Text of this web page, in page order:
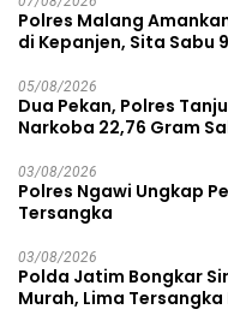
Polres Malang
di Kepanjen, Sita Sabu
05/08/2026
Dua Pekan, Polres
Narkoba 22,76 Gram
03/08/2026
Polres Ngawi Ungkap
Tersangka
03/08/2026
Polda Jatim Bongkar
Murah, Lima